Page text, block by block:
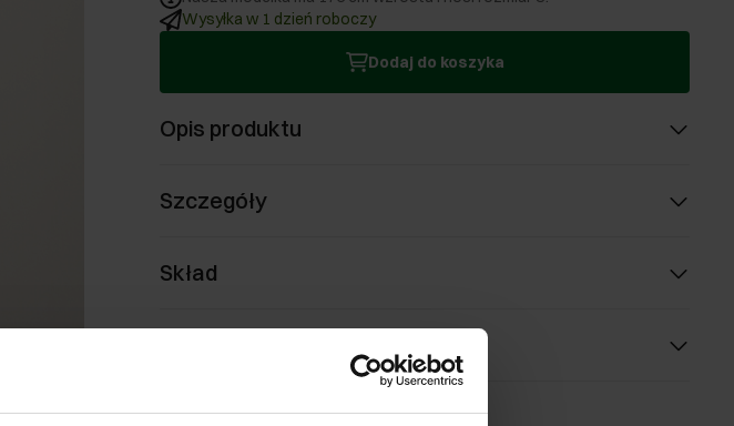
Wysyłka w 1 dzień roboczy
Dodaj do koszyka
Opis produktu
Szczegóły
Skład